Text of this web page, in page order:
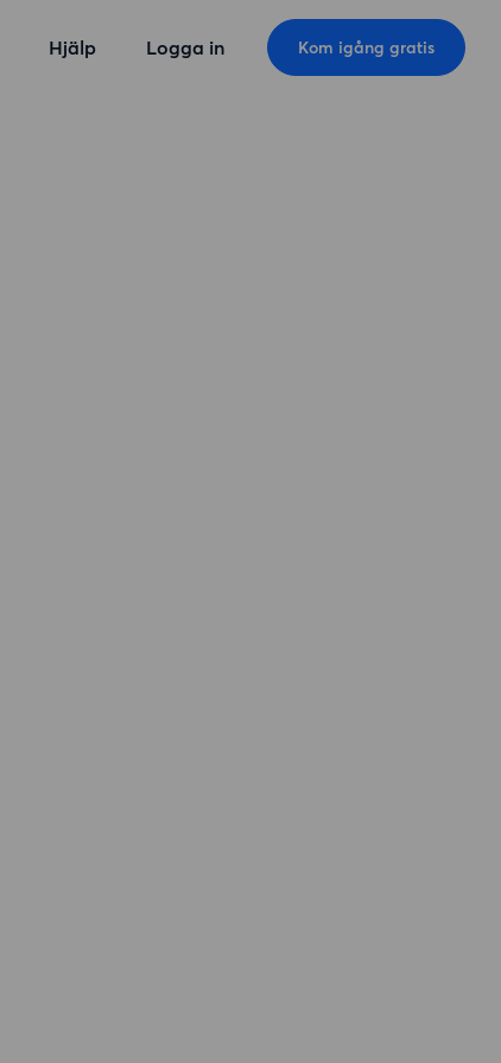
Hjälp Logga in Kom igång gratis